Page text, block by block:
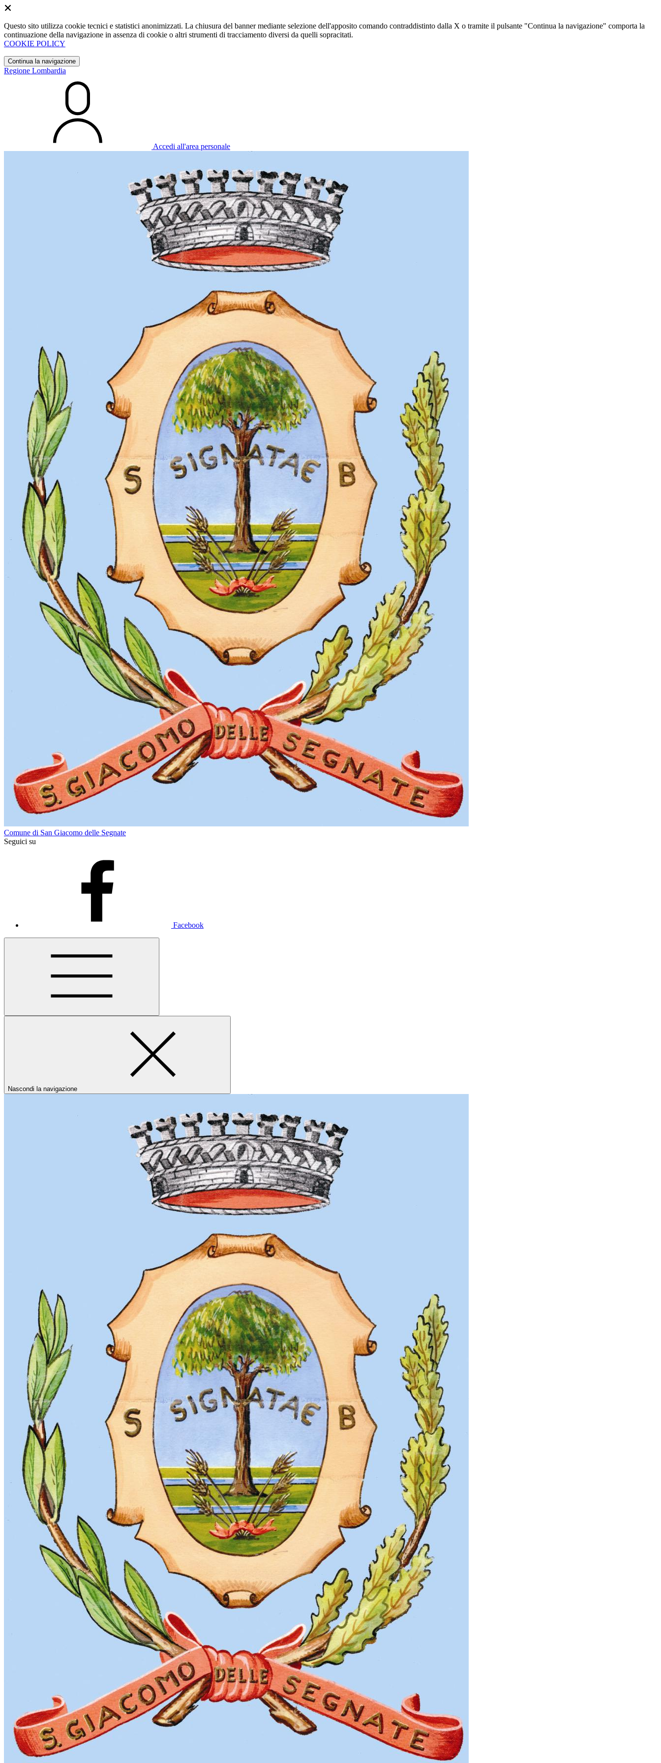
Questo sito utilizza cookie tecnici e statistici anonimizzati. La chiusura del banner mediante selezione dell'apposito comando contraddistinto dalla X o tramite il pulsante "Continua la navigazione" comporta la
continuazione della navigazione in assenza di cookie o altri strumenti di tracciamento diversi da quelli sopracitati.
COOKIE POLICY
Continua la navigazione
Regione Lombardia
Accedi all'area personale
Comune di San Giacomo delle Segnate
Seguici su
Facebook
Nascondi la navigazione